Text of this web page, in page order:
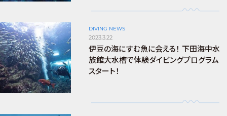
DIVING NEWS
2023.3.22
伊豆の海にすむ魚に会える！ 下田海中水
族館大水槽で体験ダイビングプログラム
スタート！